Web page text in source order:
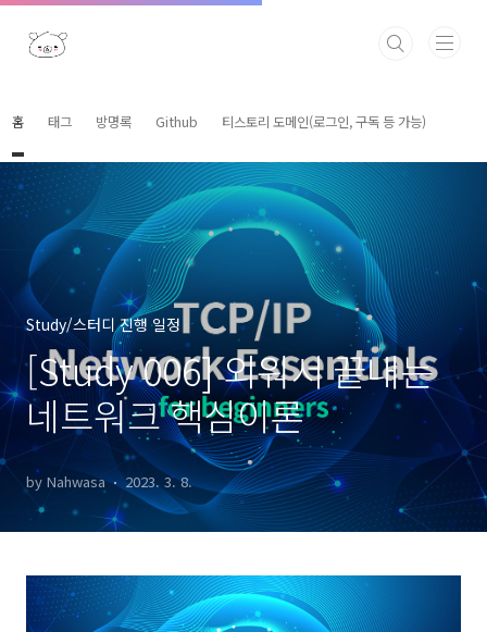
본문 바로가기
홈 태그 방명록 Github 티스토리 도메인(로그인, 구독 등 가능)
Study/스터디 진행 일정
[Study 006] 외워서 끝내는
네트워크 핵심이론
by Nahwasa 2023. 3. 8.